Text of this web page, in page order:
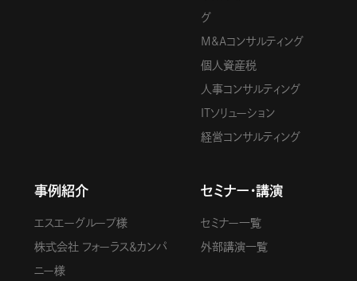
グ
M&Aコンサルティング
個人資産税
人事コンサルティング
ITソリューション
経営コンサルティング
事例紹介
エスエーグループ様
株式会社 フォーラス＆カンパ
ニー様
セミナー・講演
セミナー一覧
外部講演一覧